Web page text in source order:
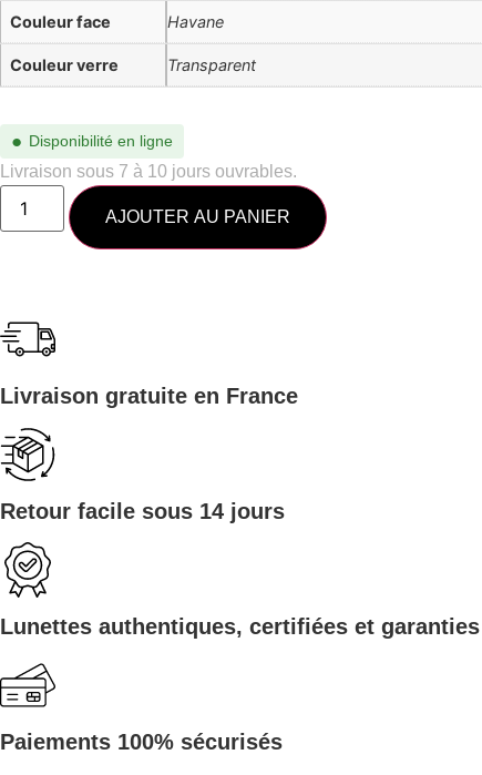
Couleur face Havane
Couleur verre Transparent
● Disponibilité en ligne
Livraison sous 7 à 10 jours ouvrables.
AJOUTER AU PANIER
Livraison gratuite en France
Retour facile sous 14 jours
Lunettes authentiques, certifiées et garanties
Paiements 100% sécurisés